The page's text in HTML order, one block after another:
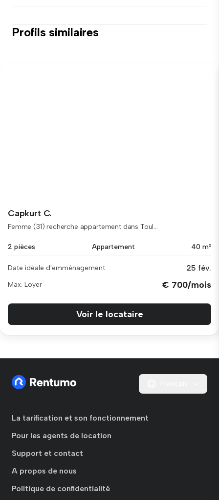
Profils similaires
Capkurt C.
Femme (31) recherche appartement dans Toul...
2 pièces Appartement 40 m²
Date idéale d'emménagement 25 fév.
Max. Loyer € 700/mois
Voir le locataire
La tarification et son fonctionnement
Pour les agents de location
Support et contact
A propos de nous
Politique de confidentialité